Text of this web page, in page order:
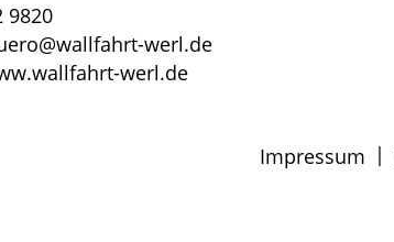
9820
werl.de
werl.de
Impressum |